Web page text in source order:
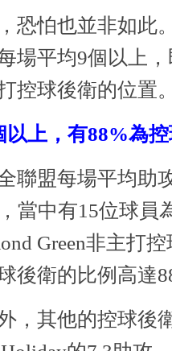
恐怕也並非如此
場平均9個以上
控球後衛的位置
以上，有88%為
聯盟每場平均助
當中有15位球員
Green非主打
後衛的比例高達
，其他的控球後